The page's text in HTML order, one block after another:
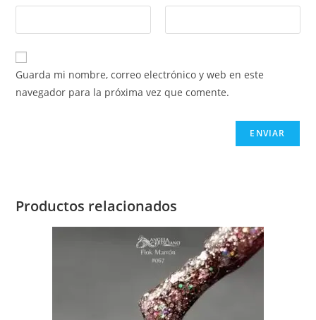
Guarda mi nombre, correo electrónico y web en este
navegador para la próxima vez que comente.
Productos relacionados